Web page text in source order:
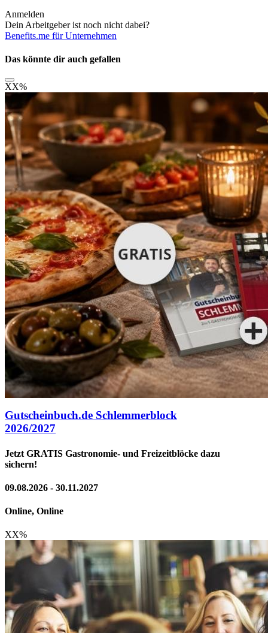
Anmelden
Dein Arbeitgeber ist noch nicht dabei?
Benefits.me für Unternehmen
Das könnte dir auch gefallen
XX%
Gutscheinbuch.de Schlemmerblock
2026/2027
Jetzt GRATIS Gastronomie- und Freizeitblöcke dazu
sichern!
09.08.2026 - 30.11.2027
Online, Online
XX%